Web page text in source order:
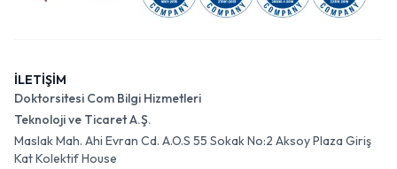
İLETİŞİM
Doktorsitesi Com Bilgi Hizmetleri
Teknoloji ve Ticaret A.Ş.
Maslak Mah. Ahi Evran Cd. A.O.S 55 Sokak No:2 Aksoy Plaza Giriş
Kat Kolektif House